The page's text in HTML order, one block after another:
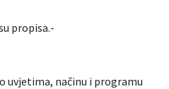
propisa.-
uvjetima, načinu i programu